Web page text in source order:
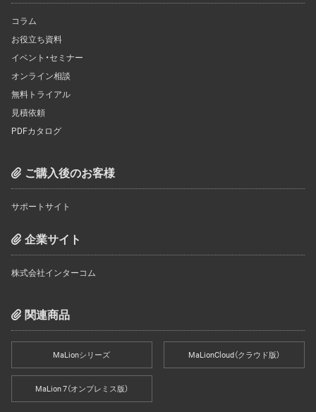
コラム
お役立ち資料
イベント・セミナー
オンライン相談
無料トライアル
見積依頼
PDFカタログ
ご購入後のお客様
サポートサイト
企業サイト
株式会社インターコム
関連商品
MaLionシリーズ MaLionCloud（クラウド版）
MaLion 7（オンプレミス版）